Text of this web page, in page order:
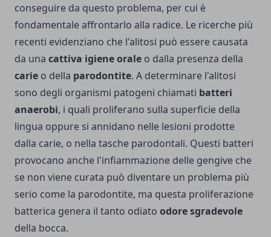
conseguire da questo problema, per cui è
fondamentale affrontarlo alla radice. Le ricerche più
recenti evidenziano che l'alitosi può essere causata
da una cattiva igiene orale o dalla presenza della
carie o della parodontite. A determinare l'alitosi
sono degli organismi patogeni chiamati batteri
anaerobi, i quali proliferano sulla superficie della
lingua oppure si annidano nelle lesioni prodotte
dalla carie, o nella tasche parodontali. Questi batteri
provocano anche l'infiammazione delle gengive che
se non viene curata può diventare un problema più
serio come la parodontite, ma questa proliferazione
batterica genera il tanto odiato odore sgradevole
della bocca.